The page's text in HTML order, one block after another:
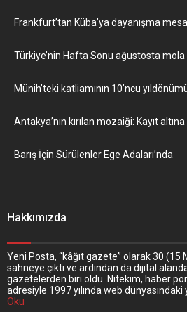
Frankfurt’tan Küba’ya dayanışma
Türkiye’nin Hafta Sonu ağustosta
Münih’teki katliamının 10’ncu
Antakya’nın kırılan mozaiği: Kayıt
Barış İçin Sürülenler Ege Adaları’nda
Hakkımızda
Yeni Posta, “kâğıt gazete” olarak 30 (15
sahneye çıktı ve ardından da dijital
gazetelerden biri oldu. Nitekim, haber
adresiyle 1997 yılında web dünyasındaki
Oku